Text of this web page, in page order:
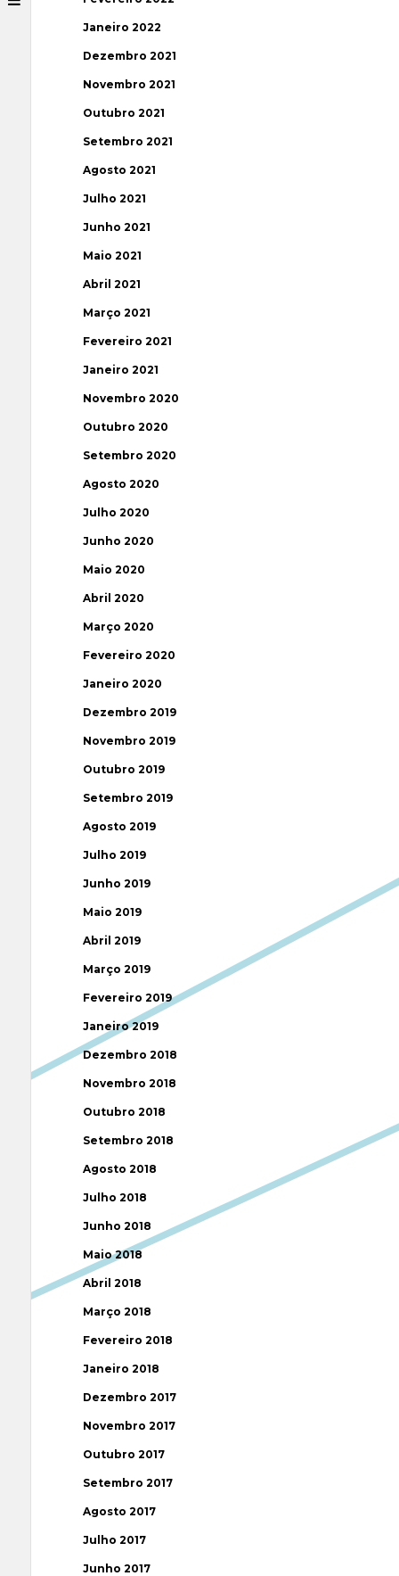
Janeiro 2022
Dezembro 2021
Novembro 2021
Outubro 2021
Setembro 2021
Agosto 2021
Julho 2021
Junho 2021
Maio 2021
Abril 2021
Março 2021
Fevereiro 2021
Janeiro 2021
Novembro 2020
Outubro 2020
Setembro 2020
Agosto 2020
Julho 2020
Junho 2020
Maio 2020
Abril 2020
Março 2020
Fevereiro 2020
Janeiro 2020
Dezembro 2019
Novembro 2019
Outubro 2019
Setembro 2019
Agosto 2019
Julho 2019
Junho 2019
Maio 2019
Abril 2019
Março 2019
Fevereiro 2019
Janeiro 2019
Dezembro 2018
Novembro 2018
Outubro 2018
Setembro 2018
Agosto 2018
Julho 2018
Junho 2018
Maio 2018
Abril 2018
Março 2018
Fevereiro 2018
Janeiro 2018
Dezembro 2017
Novembro 2017
Outubro 2017
Setembro 2017
Agosto 2017
Julho 2017
Junho 2017